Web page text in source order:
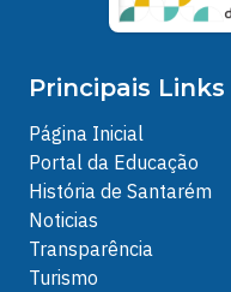
Principais Links
Página Inicial
Portal da Educação
História de Santarém
Noticias
Transparência
Turismo